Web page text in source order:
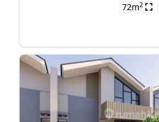
72m2